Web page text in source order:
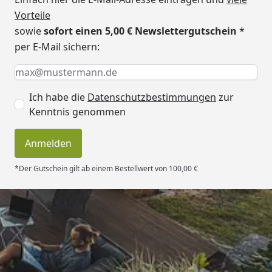
Dachüberstand
vorne
Dachüberstand
seitlich
5 cm
Dachüberstand
hinten
5 cm
Firsthöhe /
Gesamthöhe
Tür
1 Einzeltüre, besonders hoch 81
x 195 cm (lichtes Maß
Anbau
Ohne Boden, rechts oder links
Vorteile
sowiesofort einen 5,00 € Newslettergutschein *
per E-Mail sichern:
Keine Eingabe erforderlich
Eingabe erforderlich
E-Mail *
Ich habe die Datenschutzbestimmungen zur
Kenntnis genommen
Anmelden
*Der Gutschein gilt ab einem Bestellwert von 100,00 €
Trusted Shops